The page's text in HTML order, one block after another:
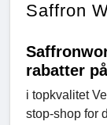
Saffron
rabatter
i topkvalitet
stop-shop for